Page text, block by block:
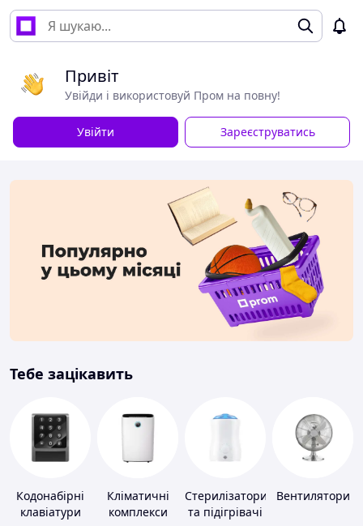
Привіт
Увійди і використовуй Пром на повну!
Увійти Зареєструватись
Тебе зацікавить
Кодонабірні
клавіатури
Кліматичні
комплекси
Стерилізатори
та підігрівачі
Вентилятори